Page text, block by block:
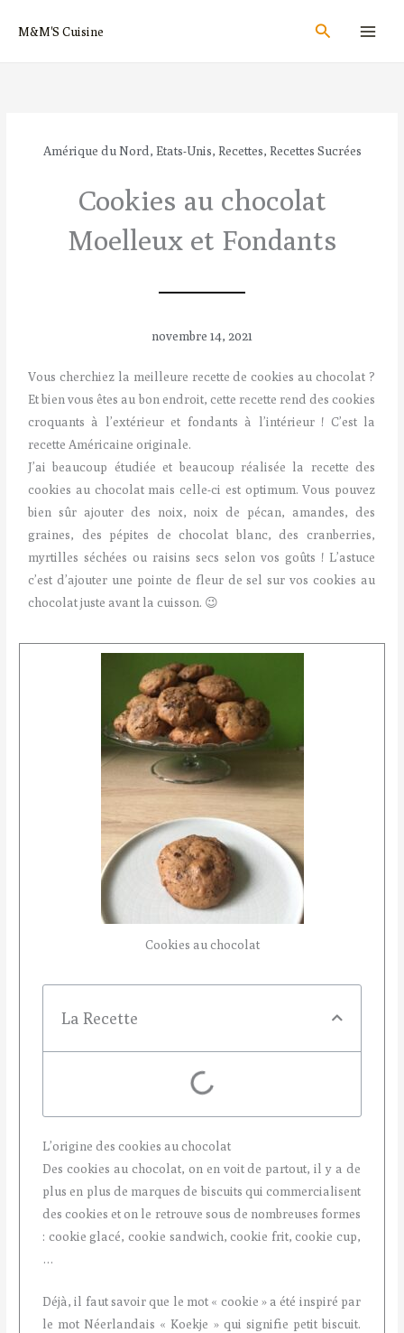
M&M'S Cuisine Rechercher
Amérique du Nord, Etats-Unis, Recettes, Recettes Sucrées
Cookies au chocolat
Moelleux et Fondants
novembre 14, 2021
Vous cherchiez la meilleure recette de cookies au chocolat ?
Et bien vous êtes au bon endroit, cette recette rend des cookies
croquants à l’extérieur et fondants à l’intérieur ! C’est la
recette Américaine originale.
J’ai beaucoup étudiée et beaucoup réalisée la recette des
cookies au chocolat mais celle-ci est optimum. Vous pouvez
bien sûr ajouter des noix, noix de pécan, amandes, des
graines, des pépites de chocolat blanc, des cranberries,
myrtilles séchées ou raisins secs selon vos goûts ! L’astuce
c’est d’ajouter une pointe de fleur de sel sur vos cookies au
chocolat juste avant la cuisson. 😉
Cookies au chocolat
La Recette
L’origine des cookies au chocolat
Des cookies au chocolat, on en voit de partout, il y a de
plus en plus de marques de biscuits qui commercialisent
des cookies et on le retrouve sous de nombreuses formes
: cookie glacé, cookie sandwich, cookie frit, cookie cup,
…
Déjà, il faut savoir que le mot « cookie » a été inspiré par
le mot Néerlandais « Koekje » qui signifie petit biscuit.